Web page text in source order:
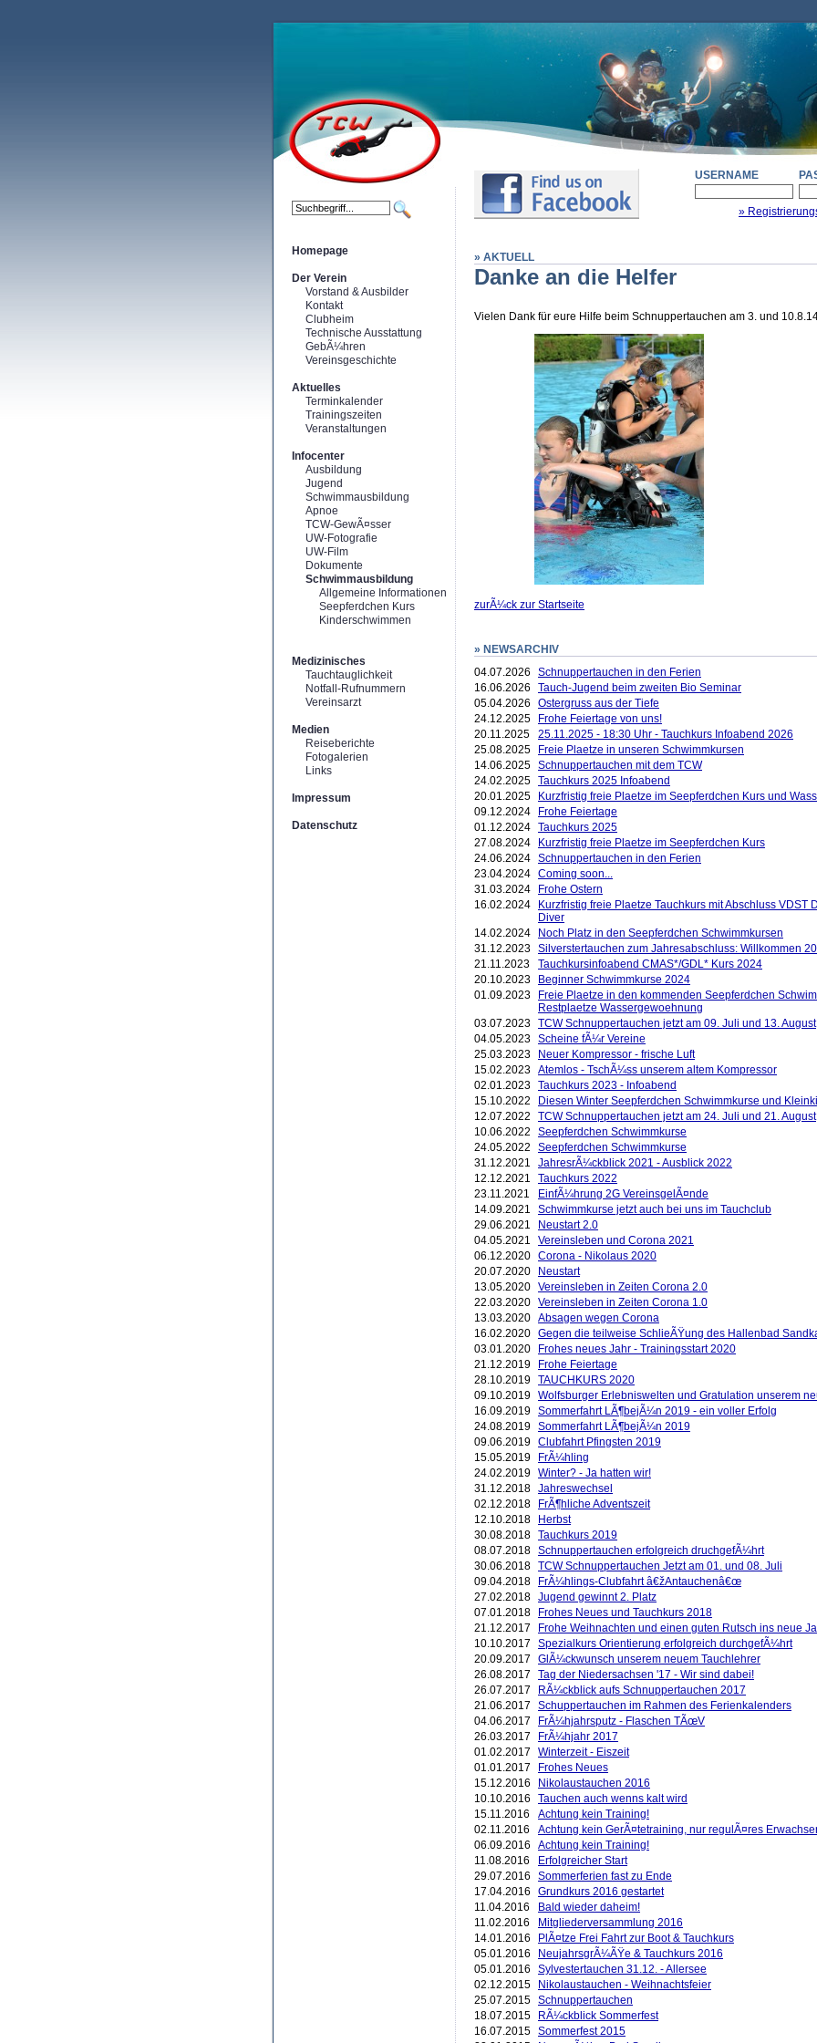
Homepage
Der Verein
Vorstand & Ausbilder
Kontakt
Clubheim
Technische Ausstattung
GebÃ¼hren
Vereinsgeschichte
Aktuelles
Terminkalender
Trainingszeiten
Veranstaltungen
Infocenter
Ausbildung
Jugend
Schwimmausbildung
Apnoe
TCW-GewÃ¤sser
UW-Fotografie
UW-Film
Dokumente
Schwimmausbildung
Allgemeine Informationen
Seepferdchen Kurs
Kinderschwimmen
Medizinisches
Tauchtauglichkeit
Notfall-Rufnummern
Vereinsarzt
Medien
Reiseberichte
Fotogalerien
Links
Impressum
Datenschutz
USERNAME
»
» AKTUELL
Danke an die Helfer
Vielen Dank für eure Hilfe beim Schnuppertauchen am 3. und
zurÃ¼ck zur Startseite
» NEWSARCHIV
04.07.2026
Schnuppertauchen in den Ferien
16.06.2026
Tauch-Jugend beim zweiten Bio Seminar
05.04.2026
Ostergruss aus der Tiefe
24.12.2025
Frohe Feiertage von uns!
20.11.2025
25.11.2025 - 18:30 Uhr - Tauchkurs Infoabend 2026
25.08.2025
Freie Plaetze in unseren Schwimmkursen
14.06.2025 Schnuppertauchen mit dem TCW
24.02.2025 Tauchkurs 2025 Infoabend
20.01.2025
Kurzfristig freie Plaetze im Seepferdchen Kurs und
09.12.2024
Frohe Feiertage
01.12.2024 Tauchkurs 2025
27.08.2024
Kurzfristig freie Plaetze im Seepferdchen Kurs
24.06.2024 Schnuppertauchen in den Ferien
23.04.2024 Coming soon...
31.03.2024
Frohe Ostern
16.02.2024
Kurzfristig freie Plaetze Tauchkurs mit Abschluss VDST
Diver
14.02.2024
Noch Platz in den Seepferdchen Schwimmkursen
31.12.2023 Silverstertauchen zum Jahresabschluss: Willkommen
21.11.2023
Tauchkursinfoabend CMAS*/GDL* Kurs 2024
20.10.2023
Beginner Schwimmkurse 2024
01.09.2023
Freie Plaetze in den kommenden Seepferdchen
Restplaetze Wassergewoehnung
03.07.2023 TCW Schnuppertauchen jetzt am 09. Juli und 13. August
04.05.2023 Scheine fÃ¼r Vereine
25.03.2023
Neuer Kompressor - frische Luft
15.02.2023 Atemlos - TschÃ¼ss unserem altem Kompressor
02.01.2023 Tauchkurs 2023 - Infoabend
15.10.2022
Diesen Winter Seepferdchen Schwimmkurse und
12.07.2022
TCW Schnuppertauchen jetzt am 24. Juli und 21. August
10.06.2022
Seepferdchen Schwimmkurse
24.05.2022
Seepferdchen Schwimmkurse
31.12.2021
JahresrÃ¼ckblick 2021 - Ausblick 2022
12.12.2021
Tauchkurs 2022
23.11.2021
EinfÃ¼hrung 2G VereinsgelÃ¤nde
14.09.2021
Schwimmkurse jetzt auch bei uns im Tauchclub
29.06.2021
Neustart 2.0
04.05.2021
Vereinsleben und Corona 2021
06.12.2020 Corona - Nikolaus 2020
20.07.2020
Neustart
13.05.2020 Vereinsleben in Zeiten Corona 2.0
22.03.2020 Vereinsleben in Zeiten Corona 1.0
13.03.2020 Absagen wegen Corona
16.02.2020 Gegen die teilweise SchlieÃŸung des Hallenbad
03.01.2020
Frohes neues Jahr - Trainingsstart 2020
21.12.2019
Frohe Feiertage
28.10.2019 TAUCHKURS 2020
09.10.2019 Wolfsburger Erlebniswelten und Gratulation unserem
16.09.2019 Sommerfahrt LÃ¶bejÃ¼n 2019 - ein voller Erfolg
24.08.2019 Sommerfahrt LÃ¶bejÃ¼n 2019
09.06.2019 Clubfahrt Pfingsten 2019
15.05.2019
FrÃ¼hling
24.02.2019 Winter? - Ja hatten wir!
31.12.2018 Jahreswechsel
02.12.2018
FrÃ¶hliche Adventszeit
12.10.2018
Herbst
30.08.2018 Tauchkurs 2019
08.07.2018 Schnuppertauchen erfolgreich druchgefÃ¼hrt
30.06.2018 TCW Schnuppertauchen Jetzt am 01. und 08. Juli
09.04.2018
FrÃ¼hlings-Clubfahrt â€žAntauchenâ€œ
27.02.2018 Jugend gewinnt 2. Platz
07.01.2018
Frohes Neues und Tauchkurs 2018
21.12.2017
Frohe Weihnachten und einen guten Rutsch ins neue
10.10.2017
Spezialkurs Orientierung erfolgreich durchgefÃ¼hrt
20.09.2017
GlÃ¼ckwunsch unserem neuem Tauchlehrer
26.08.2017
Tag der Niedersachsen '17 - Wir sind dabei!
26.07.2017
RÃ¼ckblick aufs Schnuppertauchen 2017
21.06.2017
Schuppertauchen im Rahmen des Ferienkalenders
04.06.2017
FrÃ¼hjahrsputz - Flaschen TÃœV
26.03.2017
FrÃ¼hjahr 2017
01.02.2017
Winterzeit - Eiszeit
01.01.2017
Frohes Neues
15.12.2016
Nikolaustauchen 2016
10.10.2016
Tauchen auch wenns kalt wird
15.11.2016
Achtung kein Training!
02.11.2016
Achtung kein GerÃ¤tetraining, nur regulÃ¤res
06.09.2016
Achtung kein Training!
11.08.2016
Erfolgreicher Start
29.07.2016
Sommerferien fast zu Ende
17.04.2016
Grundkurs 2016 gestartet
11.04.2016
Bald wieder daheim!
11.02.2016
Mitgliederversammlung 2016
14.01.2016
PlÃ¤tze Frei Fahrt zur Boot & Tauchkurs
05.01.2016
NeujahrsgrÃ¼ÃŸe & Tauchkurs 2016
05.01.2016
Sylvestertauchen 31.12. - Allersee
02.12.2015
Nikolaustauchen - Weihnachtsfeier
25.07.2015 Schnuppertauchen
18.07.2015
RÃ¼ckblick Sommerfest
16.07.2015 Sommerfest 2015